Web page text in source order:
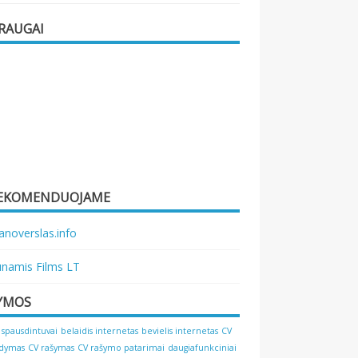
Films LT
spausdintuvai belaidis internetas bevielis internetas CV
CV rašymas CV rašymo patarimai daugiafunkciniai